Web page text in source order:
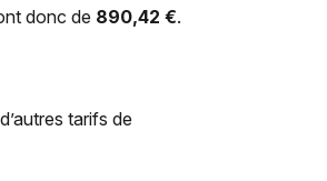
donc de 890,42 €.
tarifs de